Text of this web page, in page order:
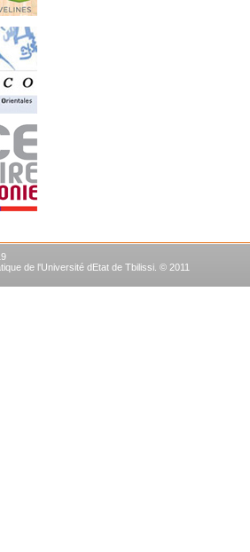
de l'Université dEtat de Tbilissi. © 2011